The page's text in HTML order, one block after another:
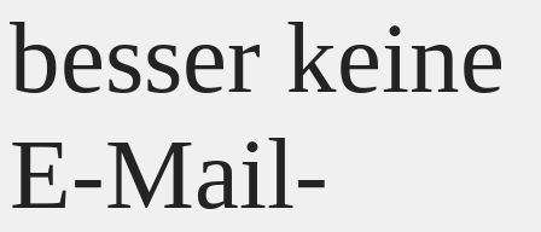
besser keine
E-Mail-